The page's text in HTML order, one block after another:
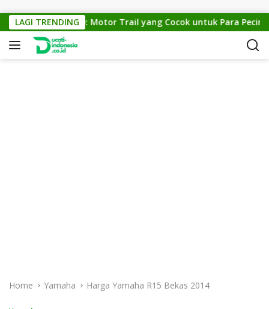
LAGI TRENDING
KTM Cross 150: Motor Trail yang Cocok untuk Para Pecinta
Home Yamaha Harga Yamaha R15 Bekas 2014